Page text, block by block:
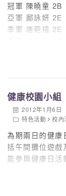
冠軍 陳曉童 2B
亞軍 鄺詠妍 2E
季軍 唐菀禧 2E
請同學繼續努
健康校園小組
2012年1月6日
特色活動
校內
為期兩日的健康
括午間攤位遊戲
能參與健康日活